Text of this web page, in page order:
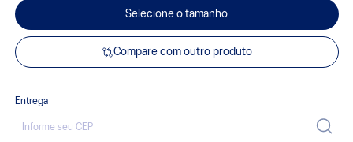
Selecione o tamanho
Compare com outro produto
Entrega